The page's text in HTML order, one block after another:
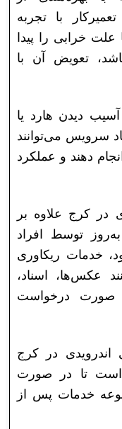
با تجربه
علت خرابی را پیدا
تعویض آن با
دیدن هارد یا
سرویس می‌توانند
دهند و عملکرد
در کرج علاوه بر
توسط افراد
خدمات ریکاوری
عکس‌ها، اسناد،
صورت درخواست
در کرج
است تا در صورت
خدمات پس از